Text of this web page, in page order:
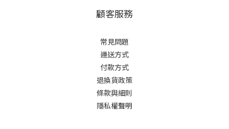
顧客服務
常見問題
運送方式
付款方式
退換貨政策
條款與細則
隱私權聲明